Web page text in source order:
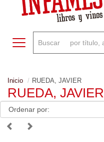
Toggle navigation
Inicio RUEDA, JAVIER
RUEDA, JAVIER